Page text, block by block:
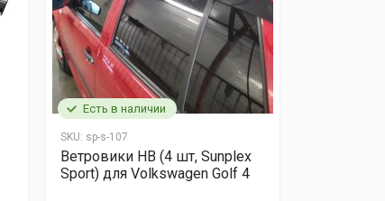
Есть в наличии
SKU: sp-s-107
Ветровики HB (4 шт, Sunplex
Sport) для Volkswagen Golf 4